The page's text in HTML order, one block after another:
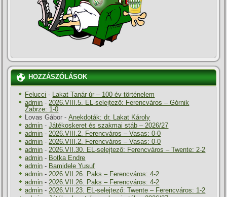
HOZZÁSZÓLÁSOK
Felucci - Lakat Tanár úr – 100 év történelem
admin - 2026.VIII.5. EL-selejtező: Ferencváros – Górnik
Zabrze: 1-0
Lovas Gábor -Anekdoták: dr. Lakat Károly
admin -Játékoskeret és szakmai stáb – 2026/27
admin - 2026.VIII.2. Ferencváros – Vasas: 0-0
admin - 2026.VIII.2. Ferencváros – Vasas: 0-0
admin - 2026.VII.30. EL-selejtező: Ferencváros – Twente: 2-2
admin - Botka Endre
admin - Bamidele Yusuf
admin - 2026.VII.26. Paks – Ferencváros: 4-2
admin - 2026.VII.26. Paks – Ferencváros: 4-2
admin - 2026.VII.23. EL-selejtező: Twente – Ferencváros: 1-2